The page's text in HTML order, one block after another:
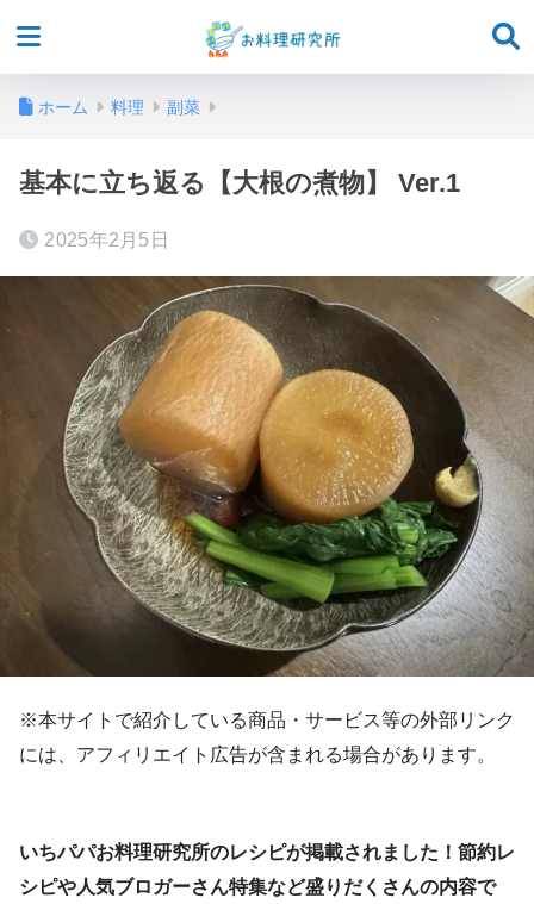
ホーム 料理 副菜
基本に立ち返る【大根の煮物】 Ver.1
2025年2月5日
※本サイトで紹介している商品・サービス等の外部リンク
には、アフィリエイト広告が含まれる場合があります。
いちパパお料理研究所のレシピが掲載されました！節約レ
シピや人気ブロガーさん特集など盛りだくさんの内容で